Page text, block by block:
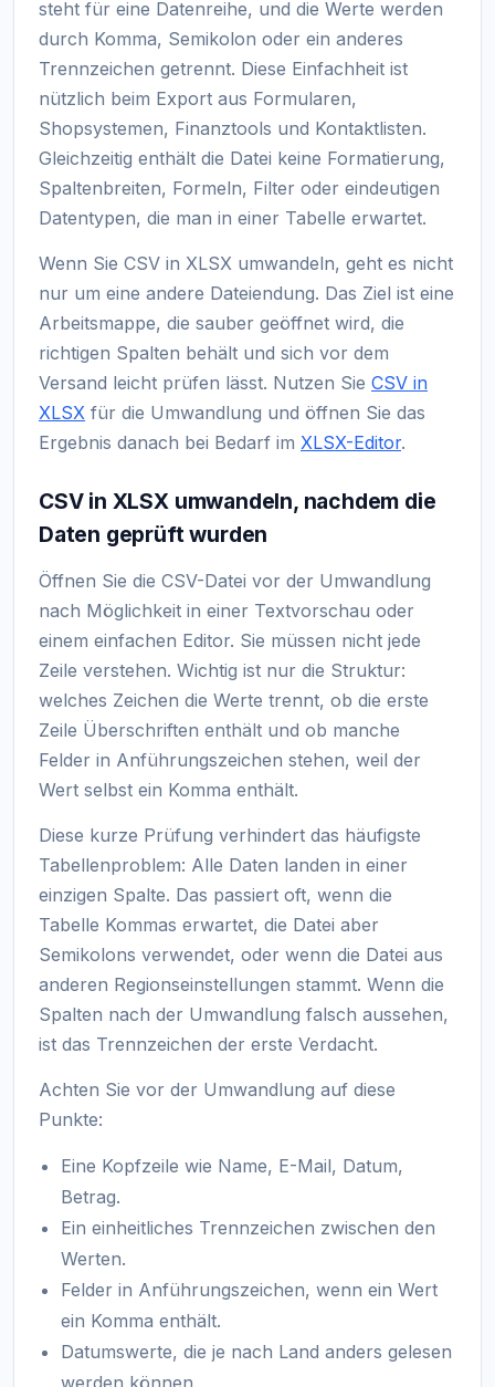
steht für eine Datenreihe, und die Werte werden
durch Komma, Semikolon oder ein anderes
Trennzeichen getrennt. Diese Einfachheit ist
nützlich beim Export aus Formularen,
Shopsystemen, Finanztools und Kontaktlisten.
Gleichzeitig enthält die Datei keine Formatierung,
Spaltenbreiten, Formeln, Filter oder eindeutigen
Datentypen, die man in einer Tabelle erwartet.
Wenn Sie CSV in XLSX umwandeln, geht es nicht
nur um eine andere Dateiendung. Das Ziel ist eine
Arbeitsmappe, die sauber geöffnet wird, die
richtigen Spalten behält und sich vor dem
Versand leicht prüfen lässt. Nutzen Sie CSV in
XLSX für die Umwandlung und öffnen Sie das
Ergebnis danach bei Bedarf im XLSX-Editor.
CSV in XLSX umwandeln, nachdem die
Daten geprüft wurden
Öffnen Sie die CSV-Datei vor der Umwandlung
nach Möglichkeit in einer Textvorschau oder
einem einfachen Editor. Sie müssen nicht jede
Zeile verstehen. Wichtig ist nur die Struktur:
welches Zeichen die Werte trennt, ob die erste
Zeile Überschriften enthält und ob manche
Felder in Anführungszeichen stehen, weil der
Wert selbst ein Komma enthält.
Diese kurze Prüfung verhindert das häufigste
Tabellenproblem: Alle Daten landen in einer
einzigen Spalte. Das passiert oft, wenn die
Tabelle Kommas erwartet, die Datei aber
Semikolons verwendet, oder wenn die Datei aus
anderen Regionseinstellungen stammt. Wenn die
Spalten nach der Umwandlung falsch aussehen,
ist das Trennzeichen der erste Verdacht.
Achten Sie vor der Umwandlung auf diese
Punkte:
Eine Kopfzeile wie Name, E-Mail, Datum,
Betrag.
Ein einheitliches Trennzeichen zwischen den
Werten.
Felder in Anführungszeichen, wenn ein Wert
ein Komma enthält.
Datumswerte, die je nach Land anders gelesen
werden können.